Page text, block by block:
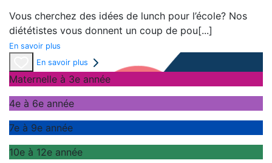
Vous cherchez des idées de lunch pour l’école? Nos
diététistes vous donnent un coup de pou[...]
En savoir plus
En savoir plus
Maternelle à 3e année
4e à 6e année
7e à 9e année
10e à 12e année